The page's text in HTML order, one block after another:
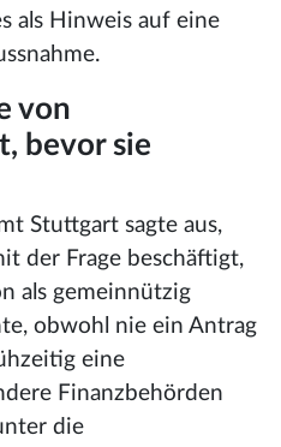
als Hinweis auf eine
von
bevor sie
Stuttgart sagte aus,
der Frage beschäftigt,
als gemeinnützig
obwohl nie ein Antrag
eine
Finanzbehörden
die